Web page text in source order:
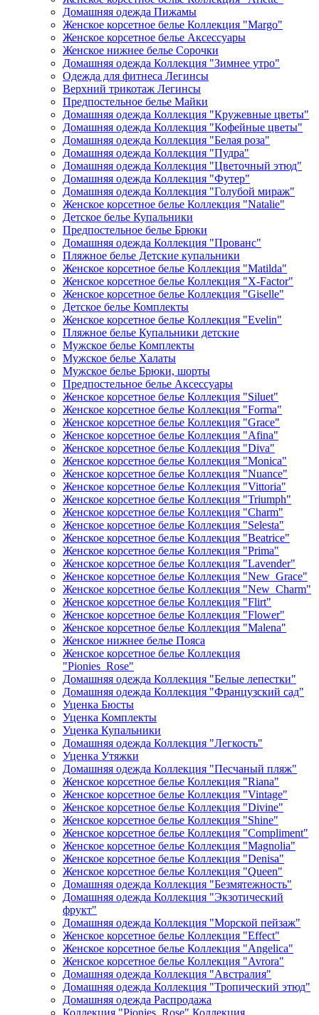
Домашняя одежда Пижамы
Женское корсетное белье Коллекция "Margo"
Женское корсетное белье Аксессуары
Женское нижнее белье Сорочки
Домашняя одежда Коллекция "Зимнее утро"
Одежда для фитнеса Легинсы
Верхний трикотаж Легинсы
Предпостельное белье Майки
Домашняя одежда Коллекция "Кружевные цветы"
Домашняя одежда Коллекция "Кофейные цветы"
Домашняя одежда Коллекция "Белая роза"
Домашняя одежда Коллекция "Пудра"
Домашняя одежда Коллекция "Цветочный этюд"
Домашняя одежда Коллекция "Футер"
Домашняя одежда Коллекция "Голубой мираж"
Женское корсетное белье Коллекция "Natalie"
Детское белье Купальники
Предпостельное белье Брюки
Домашняя одежда Коллекция "Прованс"
Пляжное белье Детские купальники
Женское корсетное белье Коллекция "Matilda"
Женское корсетное белье Коллекция "X-Factor"
Женское корсетное белье Коллекция "Giselle"
Детское белье Комплекты
Женское корсетное белье Коллекция "Evelin"
Пляжное белье Купальники детские
Мужское белье Комплекты
Мужское белье Халаты
Мужское белье Брюки, шорты
Предпостельное белье Аксессуары
Женское корсетное белье Коллекция "Siluet"
Женское корсетное белье Коллекция "Forma"
Женское корсетное белье Коллекция "Grace"
Женское корсетное белье Коллекция "Afina"
Женское корсетное белье Коллекция "Diva"
Женское корсетное белье Коллекция "Monica"
Женское корсетное белье Коллекция "Nuance"
Женское корсетное белье Коллекция "Vittoria"
Женское корсетное белье Коллекция "Triumph"
Женское корсетное белье Коллекция "Charm"
Женское корсетное белье Коллекция "Selesta"
Женское корсетное белье Коллекция "Beatrice"
Женское корсетное белье Коллекция "Prima"
Женское корсетное белье Коллекция "Lavender"
Женское корсетное белье Коллекция "New_Grace"
Женское корсетное белье Коллекция "New_Charm"
Женское корсетное белье Коллекция "Flirt"
Женское корсетное белье Коллекция "Flower"
Женское корсетное белье Коллекция "Malena"
Женское нижнее белье Пояса
Женское корсетное белье Коллекция
"Pionies_Rose"
Домашняя одежда Коллекция "Белые лепестки"
Домашняя одежда Коллекция "Французский сад"
Уценка Бюсты
Уценка Комплекты
Уценка Купальники
Домашняя одежда Коллекция "Легкость"
Уценка Утяжки
Домашняя одежда Коллекция "Песчаный пляж"
Женское корсетное белье Коллекция "Riana"
Женское корсетное белье Коллекция "Vintage"
Женское корсетное белье Коллекция "Divine"
Женское корсетное белье Коллекция "Shine"
Женское корсетное белье Коллекция "Compliment"
Женское корсетное белье Коллекция "Magnolia"
Женское корсетное белье Коллекция "Denisa"
Женское корсетное белье Коллекция "Queen"
Домашняя одежда Коллекция "Безмятежность"
Домашняя одежда Коллекция "Экзотический
фрукт"
Домашняя одежда Коллекция "Морской пейзаж"
Женское корсетное белье Коллекция "Effect"
Женское корсетное белье Коллекция "Angelica"
Женское корсетное белье Коллекция "Avrora"
Домашняя одежда Коллекция "Австралия"
Домашняя одежда Коллекция "Тропический этюд"
Домашняя одежда Распродажа
Коллекция "Pionies_Rose" Коллекция